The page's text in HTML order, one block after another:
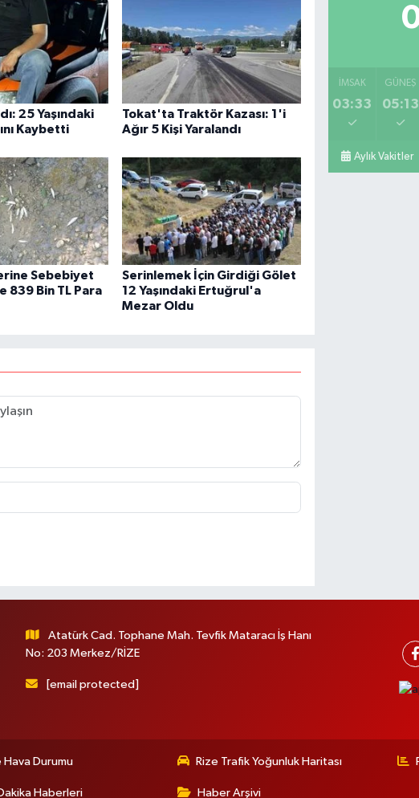
25 Yaşındaki
Kaybetti
Tokat'ta Traktör Kazası: 1'i
Ağır 5 Kişi Yaralandı
Sebebiyet
839 Bin TL Para
Serinlemek İçin Girdiği Gölet
12 Yaşındaki Ertuğrul'a
Mezar Oldu
İMSAK
03:33
GÜNEŞ
05:13
Aylık Vakitler
Atatürk Cad. Tophane Mah. Tevfik Mataracı İş Hanı
No: 203 Merkez/RİZE
[email protected]
Hava Durumu Rize Trafik Yoğunluk Haritası
Haberleri Haber Arşivi